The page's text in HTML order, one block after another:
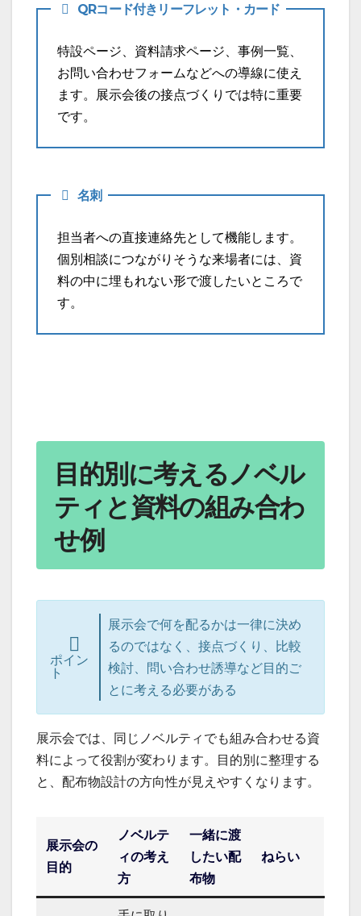
QRコード付きリーフレット・カード
特設ページ、資料請求ページ、事例一覧、
お問い合わせフォームなどへの導線に使え
ます。展示会後の接点づくりでは特に重要
です。
名刺
担当者への直接連絡先として機能します。
個別相談につながりそうな来場者には、資
料の中に埋もれない形で渡したいところで
す。
目的別に考えるノベル
ティと資料の組み合わ
せ例
ポイン
ト
展示会で何を配るかは一律に決め
るのではなく、接点づくり、比較
検討、問い合わせ誘導など目的ご
とに考える必要がある
展示会では、同じノベルティでも組み合わせる資
料によって役割が変わります。目的別に整理する
と、配布物設計の方向性が見えやすくなります。
展示会の
目的
ノベルテ
ィの考え
方
一緒に渡
したい配
布物
ねらい